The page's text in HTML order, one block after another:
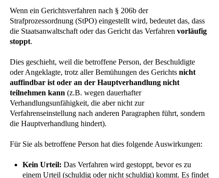
Wenn ein Gerichtsverfahren nach § 206b der
Strafprozessordnung (StPO) eingestellt wird, bedeutet das, dass
die Staatsanwaltschaft oder das Gericht das Verfahren vorläufig
stoppt.
Dies geschieht, weil die betroffene Person, der Beschuldigte
oder Angeklagte, trotz aller Bemühungen des Gerichts nicht
auffindbar ist oder an der Hauptverhandlung nicht
teilnehmen kann (z.B. wegen dauerhafter
Verhandlungsunfähigkeit, die aber nicht zur
Verfahrenseinstellung nach anderen Paragraphen führt, sondern
die Hauptverhandlung hindert).
Für Sie als betroffene Person hat dies folgende Auswirkungen:
Kein Urteil: Das Verfahren wird gestoppt, bevor es zu
einem Urteil (schuldig oder nicht schuldig) kommt. Es findet